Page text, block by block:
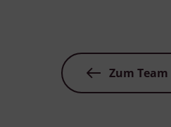
Zum Team